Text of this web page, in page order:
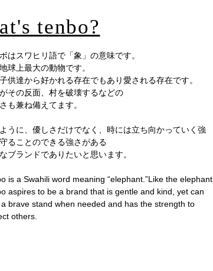
tenbo?
はスワヒリ語で「象」の意味です。
球上最大の動物です。
供達から好かれる存在でもあり愛される存在です。
その反面、村を破壊するなどの
も兼ね備えてます。
うに、優しさだけでなく、時には立ち向かっていく強
ることのできる強さがある
ブランドでありたいと思います。
is a Swahili word meaning “elephant.”Like the elephant,
aspires to be a brand that is gentle and kind, yet can
brave stand when needed and has the strength to
others.